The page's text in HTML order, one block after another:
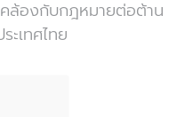
ล้องกับกฎหมายต่อต้าน
ะเทศไทย